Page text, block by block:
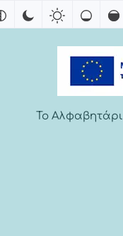
Το Αλφαβητάρι